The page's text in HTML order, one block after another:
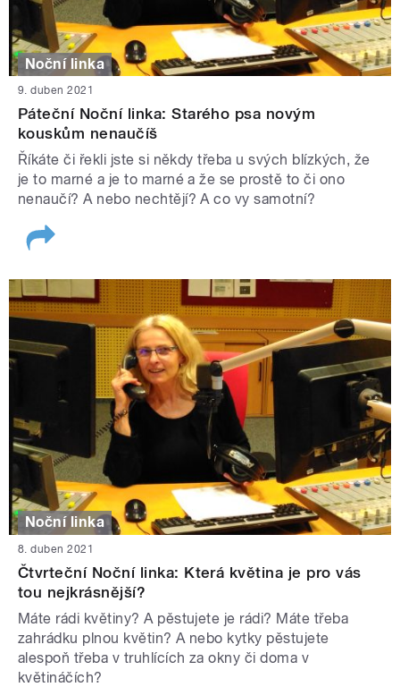
Noční linka
9. duben 2021
Páteční Noční linka: Starého psa novým
kouskům nenaučíš
Říkáte či řekli jste si někdy třeba u svých blízkých, že
je to marné a je to marné a že se prostě to či ono
nenaučí? A nebo nechtějí? A co vy samotní?
Noční linka
8. duben 2021
Čtvrteční Noční linka: Která květina je pro vás
tou nejkrásnější?
Máte rádi květiny? A pěstujete je rádi? Máte třeba
zahrádku plnou květin? A nebo kytky pěstujete
alespoň třeba v truhlících za okny či doma v
květináčích?